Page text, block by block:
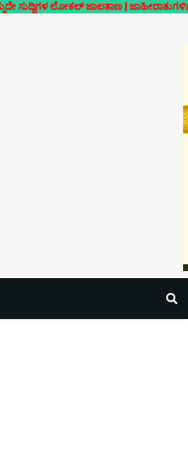
ಜಾಲತಾಣ | ಜಾಹೀರಾತುಗಳಿಗಾಗಿ